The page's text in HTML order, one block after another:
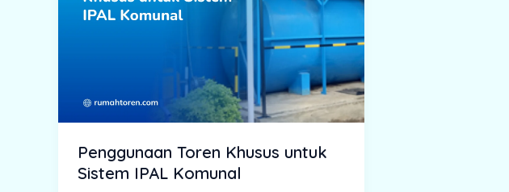
Penggunaan Toren Khusus untuk
Sistem IPAL Komunal